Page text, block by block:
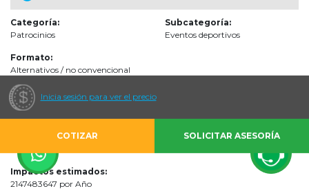
Categoría:
Patrocinios
Subcategoría:
Eventos deportivos
Formato:
Alternativos / no convencional
Escenarios de impacto:
Impactos estimados:
2147483647 por Año
Inicia sesión para ver el precio
COTIZAR SOLICITAR ASESORÍA